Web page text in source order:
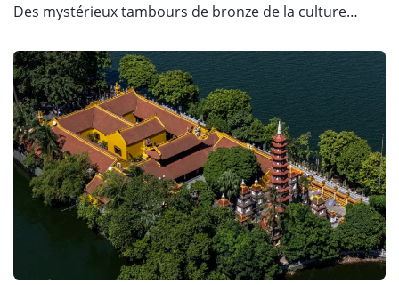
Des mystérieux tambours de bronze de la culture…